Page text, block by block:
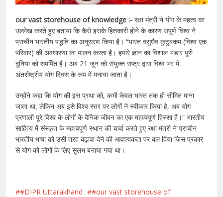
our vast storehouse of knowledge :-रक्षा मंत्री ने योग के महत्व का
उल्लेख करते हुए बताया कि कैसे इसके हितकारी होने के कारण संपूर्ण विश्व ने
प्राचीन भारतीय पद्धति का अनुसरण किया है। “भारत वसुधैव कुटुंबकम (विश्व एक
परिवार) की अवधारणा का पालन करता है। हमारे ज्ञान का विशाल भंडार पूरी
दुनिया को समर्पित है। अब 21 जून को संयुक्त राष्ट्र द्वारा विश्व भर में
अंतर्राष्ट्रीय योग दिवस के रूप में मनाया जाता है।
उन्होंने कहा कि योग की इस प्रथा को, कभी केवल भारत तक ही सीमित माना
जाता था, लेकिन अब इसे विश्व स्तर पर लोगों ने स्वीकार किया है, अब योग
प्रणाली पूरे विश्व के लोगों के दैनिक जीवन का एक महत्वपूर्ण हिस्सा है।” भारतीय
साहित्य में संस्कृत के महत्वपूर्ण स्थान की चर्चा करते हुए रक्षा मंत्री ने प्राचीन
भारतीय भाषा को उसी तरह बढ़ावा देने की आवश्यकता पर बल दिया जिस प्रकार
से योग को लोगों के लिए सुलभ बनाया गया था।
#DIPR Uttarakhand
#our vast storehouse of